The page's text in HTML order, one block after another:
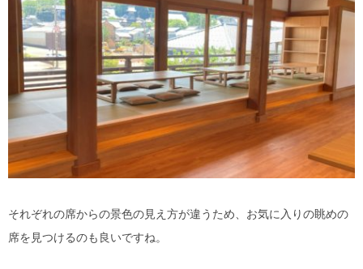
それぞれの席からの景色の見え方が違うため、お気に入りの眺めの
席を見つけるのも良いですね。